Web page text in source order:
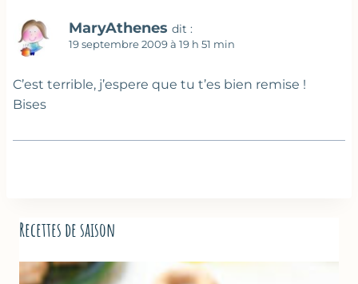
MaryAthenes dit :
19 septembre 2009 à 19 h 51 min
C’est terrible, j’espere que tu t’es bien remise !
Bises
Recettes de saison